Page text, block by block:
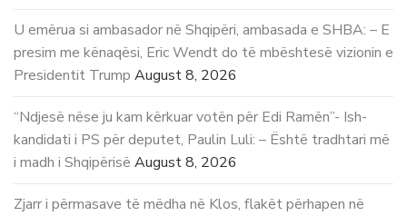
U emërua si ambasador në Shqipëri, ambasada e SHBA: – E
presim me kënaqësi, Eric Wendt do të mbështesë vizionin e
Presidentit Trump August 8, 2026
“Ndjesë nëse ju kam kërkuar votën për Edi Ramën”- Ish-
kandidati i PS për deputet, Paulin Luli: – Është tradhtari më
i madh i Shqipërisë August 8, 2026
Zjarr i përmasave të mëdha në Klos, flakët përhapen në